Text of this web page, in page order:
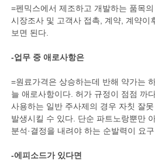
=펜믹스에서 제조하고 개발하는 품목
시장조사 및 고객사 접촉, 계약, 계약이
보면 된다.
-업무 중 애로사항은
=원료가격은 상승하는데 반해 약가는
늘 애로사항이다. 허가 규정이 점점 까
사용하는 일반 주사제의 경우 자칫 잘
발생시킬 수 있다. 단순 파트노랑뿐만
분석·결정을 내려야 하는 순발력이 요구
-에피소드가 있다면